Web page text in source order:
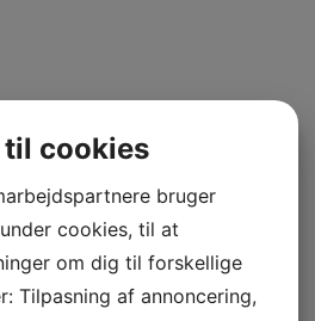
cookies
bruger
cookies, til at
om dig til forskellige
Tilpasning af annoncering,